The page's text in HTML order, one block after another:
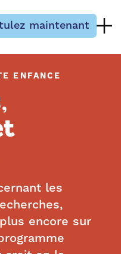
maintenant
ENFANCE
les
encore sur